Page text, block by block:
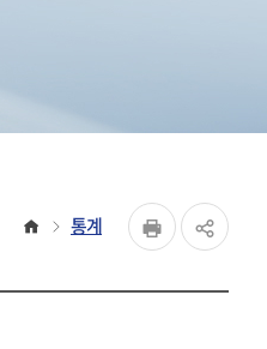
홈 통계
페이지